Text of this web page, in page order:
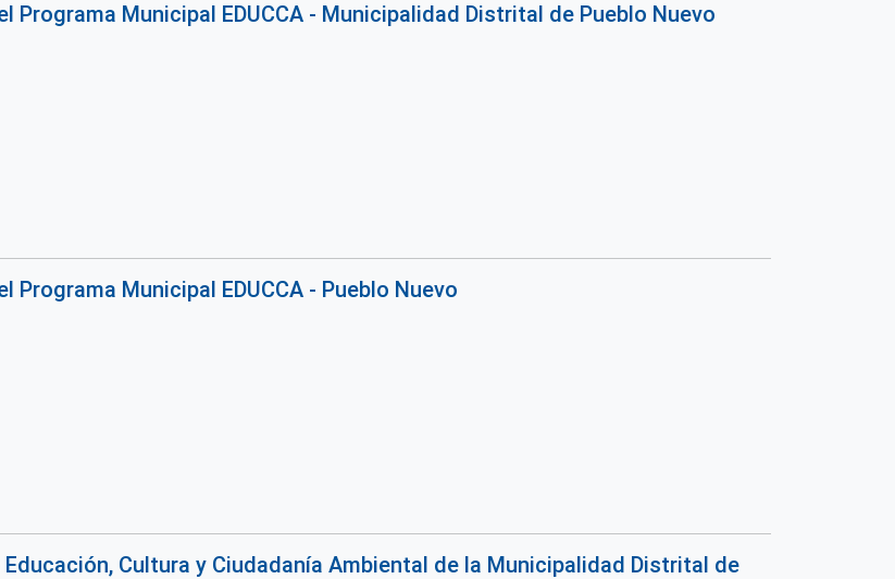
Programa Municipal EDUCCA - Municipalidad Distrital de Pueblo Nuevo
Programa Municipal EDUCCA - Pueblo Nuevo
Cultura y Ciudadanía Ambiental de la Municipalidad Distrital de